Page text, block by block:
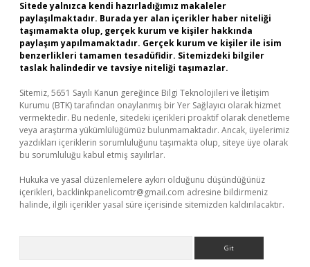
Sitede yalnızca kendi hazırladığımız makaleler
paylaşılmaktadır. Burada yer alan içerikler haber niteliği
taşımamakta olup, gerçek kurum ve kişiler hakkında
paylaşım yapılmamaktadır. Gerçek kurum ve kişiler ile isim
benzerlikleri tamamen tesadüfidir. Sitemizdeki bilgiler
taslak halindedir ve tavsiye niteliği taşımazlar.
Sitemiz, 5651 Sayılı Kanun gereğince Bilgi Teknolojileri ve İletişim
Kurumu (BTK) tarafından onaylanmış bir Yer Sağlayıcı olarak hizmet
vermektedir. Bu nedenle, sitedeki içerikleri proaktif olarak denetleme
veya araştırma yükümlülüğümüz bulunmamaktadır. Ancak, üyelerimiz
yazdıkları içeriklerin sorumluluğunu taşımakta olup, siteye üye olarak
bu sorumluluğu kabul etmiş sayılırlar.
Hukuka ve yasal düzenlemelere aykırı olduğunu düşündüğünüz
içerikleri, backlinkpanelicomtr@gmail.com adresine bildirmeniz
halinde, ilgili içerikler yasal süre içerisinde sitemizden kaldırılacaktır.